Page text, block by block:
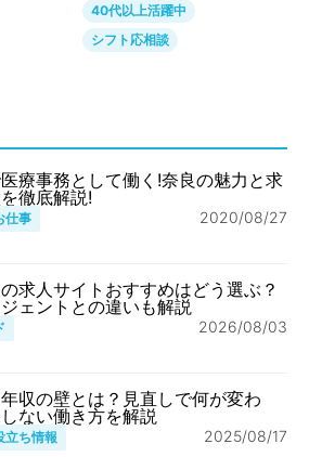
40代以上活躍中
シフト応相談
療事務として働く!奈良の魅力と求
徹底解説!
仕事 2020/08/27
求人サイトおすすめはどう選ぶ？
ェントとの違いも解説
2026/08/03
年収の壁とは？見直しで何が変わ
ない働き方を解説
立ち情報 2025/08/17